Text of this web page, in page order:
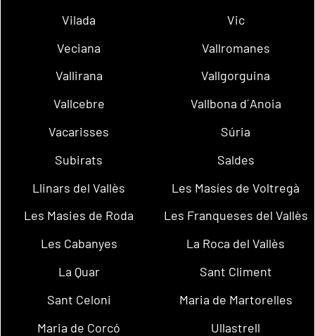
Vilada
Vic
Veciana
Vallromanes
Vallirana
Vallgorguina
Vallcebre
Vallbona d´Anoia
Vacarisses
Súria
Subirats
Saldes
Llinars del Vallès
Les Masíes de Voltregà
Les Masies de Roda
Les Franqueses del Vallès
Les Cabanyes
La Roca del Vallès
La Quar
Sant Climent
Sant Celoni
Maria de Martorelles
Maria de Corcó
Ullastrell